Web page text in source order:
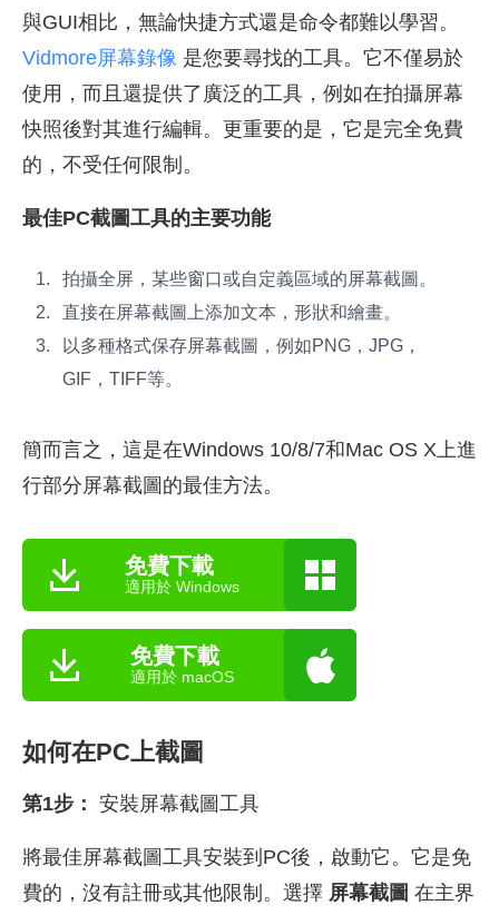
與GUI相比，無論快捷方式還是命令都難以學習。
Vidmore屏幕錄像 是您要尋找的工具。它不僅易於
使用，而且還提供了廣泛的工具，例如在拍攝屏幕
快照後對其進行編輯。更重要的是，它是完全免費
的，不受任何限制。
最佳PC截圖工具的主要功能
拍攝全屏，某些窗口或自定義區域的屏幕截圖。
直接在屏幕截圖上添加文本，形狀和繪畫。
以多種格式保存屏幕截圖，例如PNG，JPG，
GIF，TIFF等。
簡而言之，這是在Windows 10/8/7和Mac OS X上進
行部分屏幕截圖的最佳方法。
免費下載
適用於 Windows
免費下載
適用於 macOS
如何在PC上截圖
第1步： 安裝屏幕截圖工具
將最佳屏幕截圖工具安裝到PC後，啟動它。它是免
費的，沒有註冊或其他限制。選擇 屏幕截圖 在主界